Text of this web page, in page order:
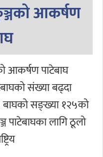
आकर्षण
आकर्षण पाटेबाघ
संख्या बढ्दा
सङ्ख्या १२५को
पाटेबाघका लागि ठूलो